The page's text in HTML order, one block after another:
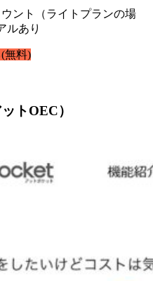
ント（ライトプランの場
ルあり
(無料)
トOEC）